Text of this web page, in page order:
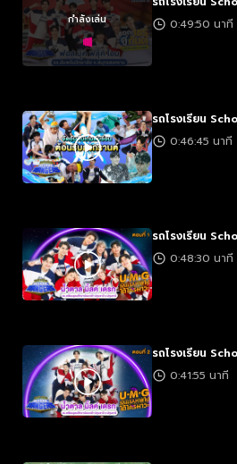
กำลังเล่น
0:49:50 นาที
รถโรงเรียน
0:46:45 นาที
รถโรงเรียน
0:48:30 นาที
รถโรงเรียน
0:41:55 นาที